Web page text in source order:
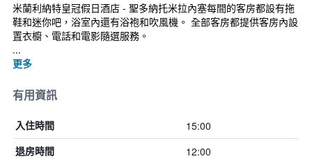
米蘭利納特皇冠假日酒店 - 聖多納托米拉內塞每間的客房都設有拖
鞋和迷你吧，浴室內還有浴袍和吹風機。 全部客房都提供客房內設
置衣櫥、電話和電影隨選服務。
...
更多
有用資訊
入住時間 15:00
退房時間 12:00